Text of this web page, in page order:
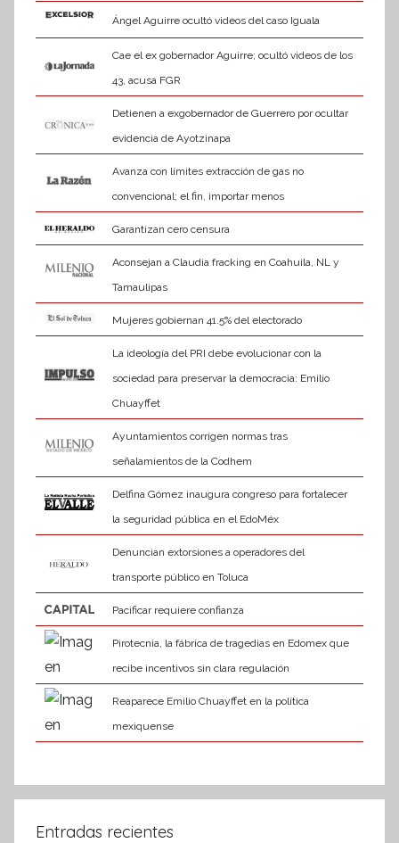
Ángel Aguirre ocultó videos del caso Iguala
Cae el ex gobernador Aguirre; ocultó videos de los
43, acusa FGR
Detienen a exgobernador de Guerrero por ocultar
evidencia de Ayotzinapa
Avanza con límites extracción de gas no
convencional; el fin, importar menos
Garantizan cero censura
Aconsejan a Claudia fracking en Coahuila, NL y
Tamaulipas
Mujeres gobiernan 41.5% del electorado
La ideología del PRI debe evolucionar con la
sociedad para preservar la democracia: Emilio
Chuayffet
Ayuntamientos corrigen normas tras
señalamientos de la Codhem
Delfina Gómez inaugura congreso para fortalecer
la seguridad pública en el EdoMéx
Denuncian extorsiones a operadores del
transporte público en Toluca
Pacificar requiere confianza
Pirotecnia, la fábrica de tragedias en Edomex que
recibe incentivos sin clara regulación
Reaparece Emilio Chuayffet en la política
mexiquense
Entradas recientes